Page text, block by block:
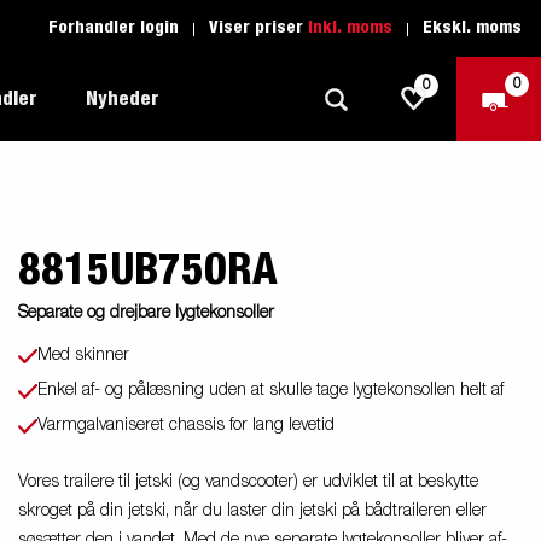
Forhandler login Viser priser Inkl. moms Ekskl. moms
Produktguide - Fritid
Produktguide - Båd
Produktguide - Erhverv
Produktguide - Entreprenør
Køreskole
Reservedele
1205 Limited Edition
Nyheder
0 0
8815UB750RA
Separate og drejbare lygtekonsoller
Med skinner
Enkel af- og pålæsning uden at skulle tage lygtekonsollen helt af
Varmgalvaniseret chassis for lang levetid
Vores trailere til jetski (og vandscooter) er udviklet til at beskytte
skroget på din jetski, når du laster din jetski på bådtraileren eller